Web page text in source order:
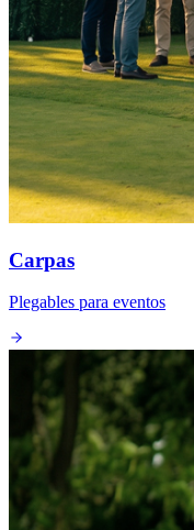
Carpas
Plegables para eventos